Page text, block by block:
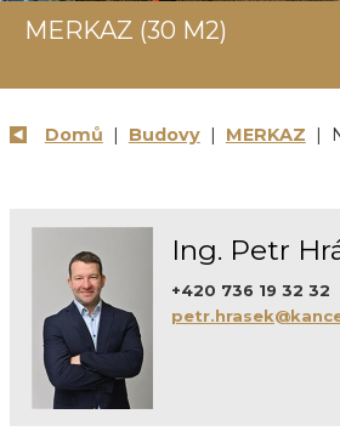
MERKAZ (30 M2)
Domů | Budovy| MERKAZ |
Ing. Petr
+420 736 19 32 32